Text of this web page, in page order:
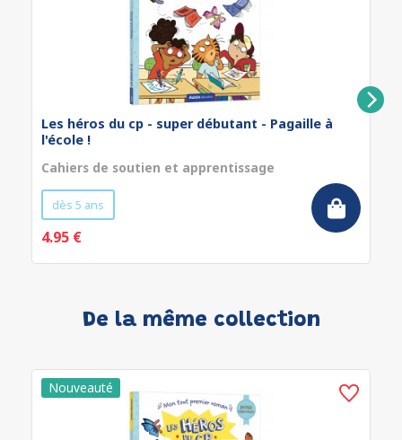
Les héros du cp - super débutant - Pagaille à
l'école !
Cahiers de soutien et apprentissage
dès 5 ans
4.95 €
De la même collection